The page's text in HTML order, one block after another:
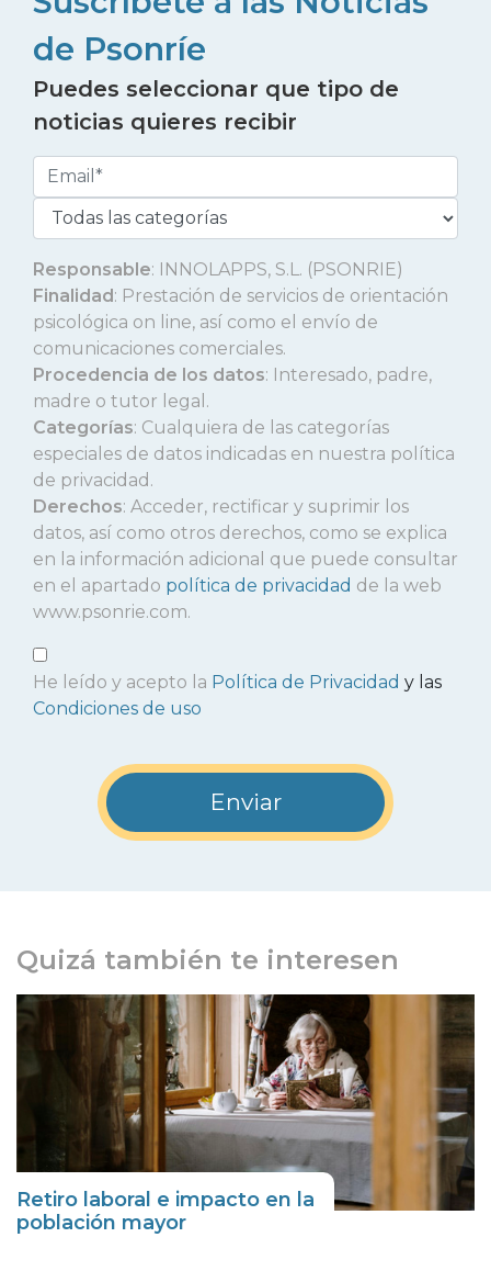
de Psonríe
Puedes seleccionar que tipo de
noticias quieres recibir
Responsable: INNOLAPPS, S.L. (PSONRIE)
Finalidad: Prestación de servicios de orientación
psicológica on line, así como el envío de
comunicaciones comerciales.
Procedencia de los datos: Interesado, padre,
madre o tutor legal.
Categorías: Cualquiera de las categorías
especiales de datos indicadas en nuestra política
de privacidad.
Derechos: Acceder, rectificar y suprimir los
datos, así como otros derechos, como se explica
en la información adicional que puede consultar
en el apartado política de privacidad de la web
www.psonrie.com.
He leído y acepto la Política de Privacidad y las
Condiciones de uso
Quizá también te interesen
Retiro laboral e impacto en la
población mayor